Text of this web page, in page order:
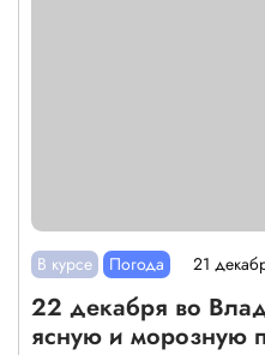
В курсе Погода 21
22 декабря во
ясную и морозную